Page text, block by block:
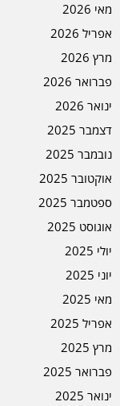
מאי 2026
אפריל 2026
מרץ 2026
פברואר 2026
ינואר 2026
דצמבר 2025
נובמבר 2025
אוקטובר 2025
ספטמבר 2025
אוגוסט 2025
יולי 2025
יוני 2025
מאי 2025
אפריל 2025
מרץ 2025
פברואר 2025
ינואר 2025